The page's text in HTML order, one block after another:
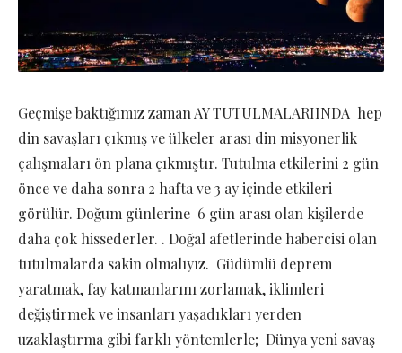
Geçmişe baktığımız zaman AY TUTULMALARIINDA hep
din savaşları çıkmış ve ülkeler arası din misyonerlik
çalışmaları ön plana çıkmıştır. Tutulma etkilerini 2 gün
önce ve daha sonra 2 hafta ve 3 ay içinde etkileri
görülür. Doğum günlerine 6 gün arası olan kişilerde
daha çok hissederler. . Doğal afetlerinde habercisi olan
tutulmalarda sakin olmalıyız. Güdümlü deprem
yaratmak, fay katmanlarını zorlamak, iklimleri
değiştirmek ve insanları yaşadıkları yerden
uzaklaştırma gibi farklı yöntemlerle; Dünya yeni savaş